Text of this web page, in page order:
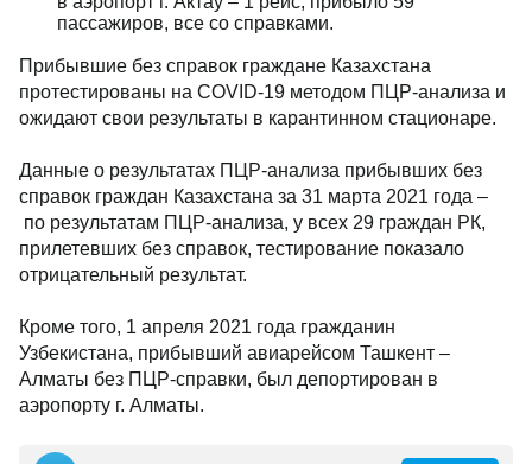
пассажиров, все со справками.
Прибывшие без справок граждане Казахстана
протестированы на COVID-19 методом ПЦР-анализа и
ожидают свои результаты в карантинном стационаре.
Данные о результатах ПЦР-анализа прибывших без
справок граждан Казахстана за 31 марта 2021 года –
по результатам ПЦР-анализа, у всех 29 граждан РК,
прилетевших без справок, тестирование показало
отрицательный результат.
Кроме того, 1 апреля 2021 года гражданин
Узбекистана, прибывший авиарейсом Ташкент –
Алматы без ПЦР-справки, был депортирован в
аэропорту г. Алматы.